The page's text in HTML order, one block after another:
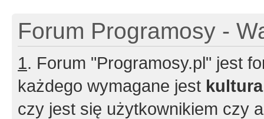
Forum Programosy -
1. Forum "Programosy.pl" jest
każdego wymagane jest
czy jest się użytkownikiem czy